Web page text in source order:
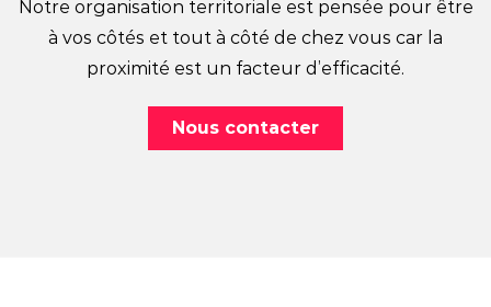
Notre organisation territoriale est pensée pour être
à vos côtés et tout à côté de chez vous car la
proximité est un facteur d’efficacité.
Nous contacter